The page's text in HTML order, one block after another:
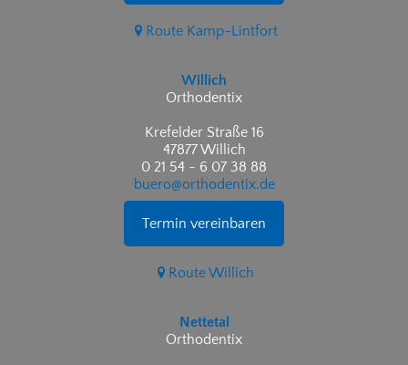
Route Kamp-Lintfort
Willich
Orthodentix
Krefelder Straße 16
47877 Willich
0 21 54 - 6 07 38 88
buero@orthodentix.de
Termin vereinbaren
Route Willich
Nettetal
Orthodentix